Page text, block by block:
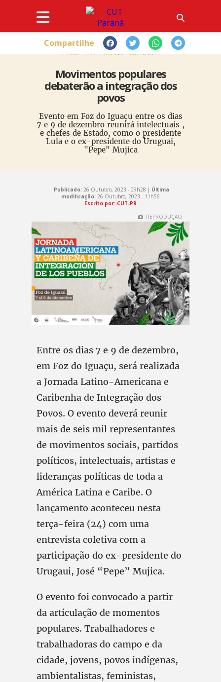
HOME CUT PARANÁ NOTÍCIAS
Movimentos populares
debaterão a integração dos
povos
Evento em Foz do Iguaçu entre os dias
7 e 9 de dezembro reunirá intelectuais ,
e chefes de Estado, como o presidente
Lula e o ex-presidente do Uruguai,
"Pepe" Mujica
Compartilhe
Publicado:26 Outubro, 2023 - 09h28 | Última
modificação: 26 Outubro, 2023 - 11h56
Escrito por: CUT-PR
REPRODUÇÃO
Entre os dias 7 e 9 de dezembro,
em Foz do Iguaçu, será realizada
a Jornada Latino-Americana e
Caribenha de Integração dos
Povos. O evento deverá reunir
mais de seis mil representantes
de movimentos sociais, partidos
políticos, intelectuais, artistas e
lideranças políticas de toda a
América Latina e Caribe. O
lançamento aconteceu nesta
terça-feira (24) com uma
entrevista coletiva com a
participação do ex-presidente do
Urugaui, José “Pepe” Mujica.
O evento foi convocado a partir
da articulação de momentos
populares. Trabalhadores e
trabalhadoras do campo e da
cidade, jovens, povos indígenas,
ambientalistas, feministas,